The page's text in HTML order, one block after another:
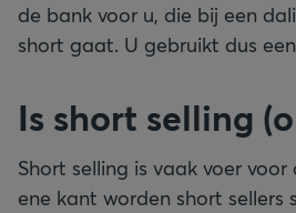
de bank voor u, die bij een
short gaat. U gebruikt dus
Is short selling
Short selling is vaak voer voor
ene kant worden short sellers